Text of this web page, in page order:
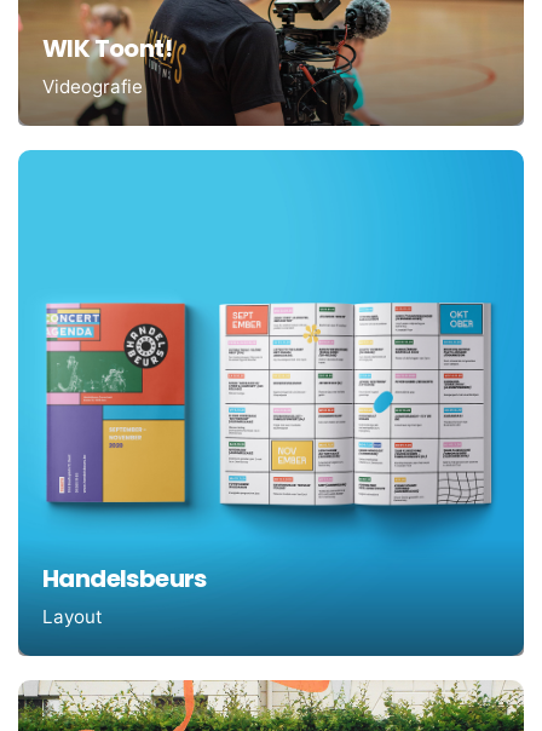
WIK Toont!
Videografie
Handelsbeurs
Layout